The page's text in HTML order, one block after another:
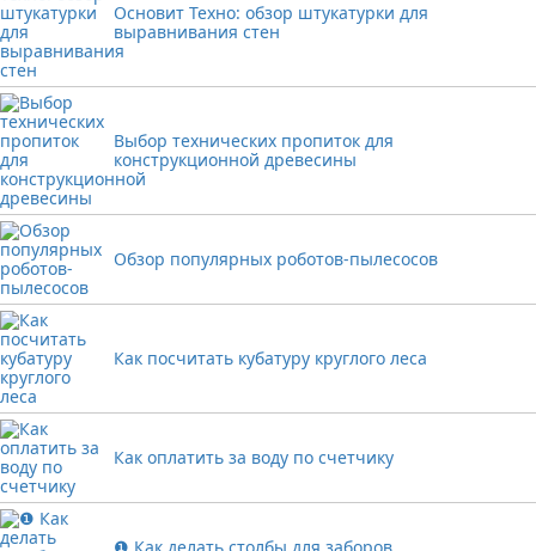
Основит Техно: обзор штукатурки для
выравнивания стен
Выбор технических пропиток для
конструкционной древесины
Обзор популярных роботов-пылесосов
Как посчитать кубатуру круглого леса
Как оплатить за воду по счетчику